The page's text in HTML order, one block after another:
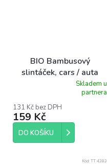
BIO Bambusový
slintáček, cars / auta
produktu
je
5,0
5
Skladem u
partnera
131 Kč bez DPH
159 Kč
DO KOŠÍKU
Kód: TT 4383